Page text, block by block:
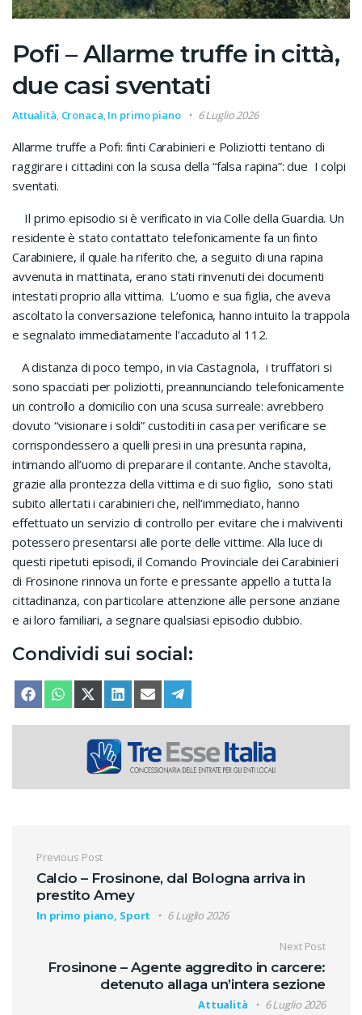
Pofi – Allarme truffe in città,
due casi sventati
Attualità, Cronaca,In primo piano 6 Luglio 2026
Allarme truffe a Pofi: finti Carabinieri e Poliziotti tentano di
raggirare i cittadini con la scusa della “falsa rapina”: due I colpi
sventati.
Il primo episodio si è verificato in via Colle della Guardia. Un
residente è stato contattato telefonicamente fa un finto
Carabiniere, il quale ha riferito che, a seguito di una rapina
avvenuta in mattinata, erano stati rinvenuti dei documenti
intestati proprio alla vittima. L’uomo e sua figlia, che aveva
ascoltato la conversazione telefonica, hanno intuito la trappola
e segnalato immediatamente l’accaduto al 112.
A distanza di poco tempo, in via Castagnola, i truffatori si
sono spacciati per poliziotti, preannunciando telefonicamente
un controllo a domicilio con una scusa surreale: avrebbero
dovuto “visionare i soldi” custoditi in casa per verificare se
corrispondessero a quelli presi in una presunta rapina,
intimando all’uomo di preparare il contante. Anche stavolta,
grazie alla prontezza della vittima e di suo figlio, sono stati
subito allertati i carabinieri che, nell’immediato, hanno
effettuato un servizio di controllo per evitare che i malviventi
potessero presentarsi alle porte delle vittime. Alla luce di
questi ripetuti episodi, il Comando Provinciale dei Carabinieri
di Frosinone rinnova un forte e pressante appello a tutta la
cittadinanza, con particolare attenzione alle persone anziane
e ai loro familiari, a segnare qualsiasi episodio dubbio.
Condividi sui social:
SHARE ON
FACEBOOKSHARE ON
WHATSAPPSHARE ON
X (TWITTER)
SHARE ON
LINKEDINSHARE ON
EMAIL
Navigazione articoli
Previous Post
Calcio – Frosinone, dal Bologna arriva in
prestito Amey
In primo piano, Sport 6 Luglio 2026
Next Post
Frosinone – Agente aggredito in carcere:
detenuto allaga un’intera sezione
Attualità 6 Luglio 2026